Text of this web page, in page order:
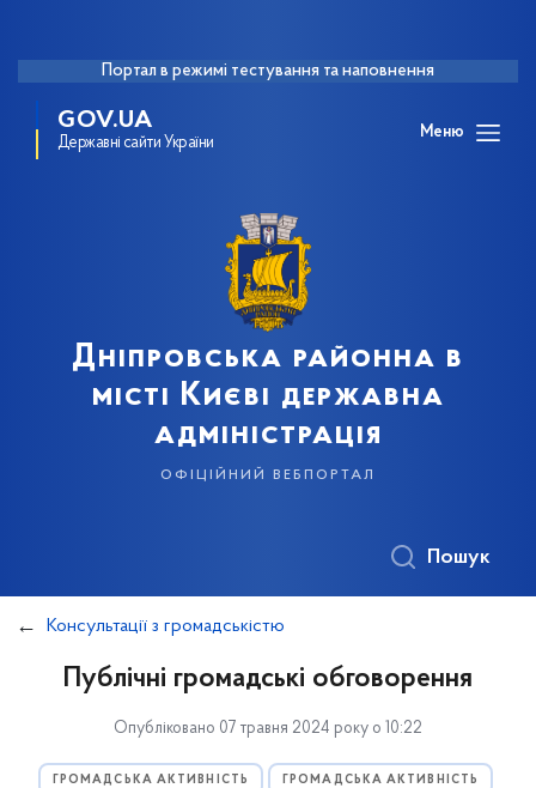
Портал в режимі тестування та наповнення
GOV.UA
Державні сайти України
Меню
Дніпровська районна в
місті Києві державна
адміністрація
офіційний вебпортал
Пошук
Консультації з громадськістю
Публічні громадські обговорення
Опубліковано 07 травня 2024 року о 10:22
ГРОМАДСЬКА АКТИВНІСТЬ ГРОМАДСЬКА АКТИВНІСТЬ